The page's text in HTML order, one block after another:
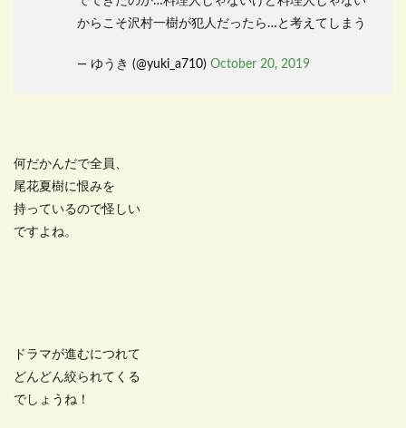
からこそ沢村一樹が犯人だったら…と考えてしまう
— ゆうき (@yuki_a710) October 20, 2019
何だかんだで全員、
尾花夏樹に恨みを
持っているので怪しい
ですよね。
ドラマが進むにつれて
どんどん絞られてくる
でしょうね！